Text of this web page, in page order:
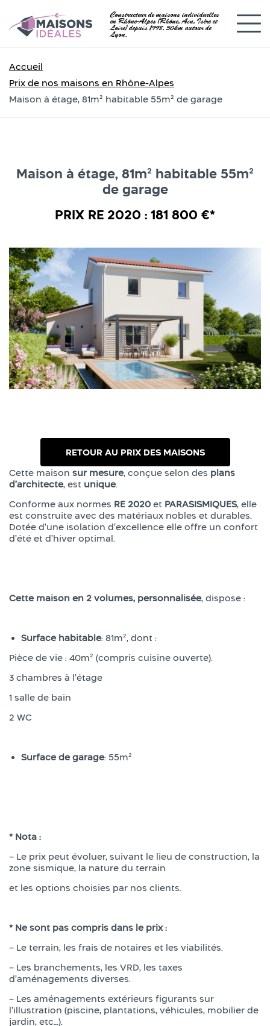
Constructeur de maisons individuelles
en Rhône-Alpes (Rhône, Ain, Isère et
Loire) depuis 1998, 50km autour de
Lyon.
Accueil
Prix de nos maisons en Rhône-Alpes
Maison à étage, 81m² habitable 55m² de garage
Maison à étage, 81m² habitable 55m²
de garage
PRIX RE 2020 : 181 800 €*
Cette maison sur mesure, conçue selon des plans
d’architecte, est unique.
Conforme aux normes RE 2020 et PARASISMIQUES, elle
est construite avec des matériaux nobles et durables.
Dotée d’une isolation d’excellence elle offre un confort
d’été et d’hiver optimal.
Cette maison en 2 volumes, personnalisée, dispose :
Surface habitable: 81m², dont :
Pièce de vie : 40m² (compris cuisine ouverte).
3 chambres à l’étage
1 salle de bain
2 WC
Surface de garage: 55m²
* Nota :
– Le prix peut évoluer, suivant le lieu de construction, la
zone sismique, la nature du terrain
et les options choisies par nos clients.
* Ne sont pas compris dans le prix :
– Le terrain, les frais de notaires et les viabilités.
– Les branchements, les VRD, les taxes
d’aménagements diverses.
– Les aménagements extérieurs figurants sur
l’illustration (piscine, plantations, véhicules, mobilier de
jardin, etc…).
RETOUR AU PRIX DES MAISONS